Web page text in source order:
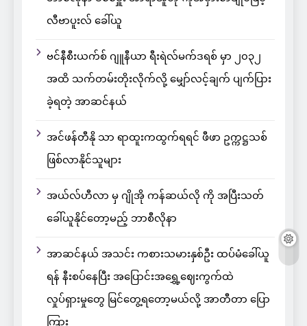
လီဗာပူးလ် ခေါ်ယူ
ဗင်နီစီးယက်စ် ဂျူနီယာ ရီးရဲလ်မက်ဒရစ် မှာ ၂၀၃၂
အထိ သက်တမ်းတိုးလိုက်လို့ မျှော်လင့်ချက် ပျက်ပြား
ခဲ့ရတဲ့ အာဆင်နယ်
အင်ဖန်တီနို သာ ရာထူးကထွက်ရရင် ဖီဖာ ဥက္ကဋ္ဌသစ်
ဖြစ်လာနိုင်သူများ
အယ်လ်ဟီလာ မှ ဂျိုအို ကန်ဆယ်လို ကို အပြီးသတ်
ခေါ်ယူနိုင်တော့မည့် ဘာစီလိုနာ
အာဆင်နယ် အသင်း ကစားသမားနှစ်ဦး ထပ်မံခေါ်ယူ
ရန် နီးစပ်နေပြီး အပြောင်းအရွှေ့ဈေးကွက်ထဲ
လှုပ်ရှားမှုတွေ မြင်တွေ့ရတော့မယ်လို့ အာတီတာ ပြော
ကြား